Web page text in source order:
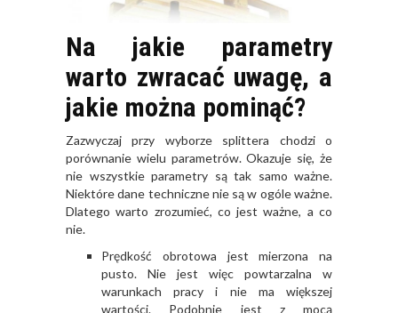
Na jakie parametry
warto zwracać uwagę, a
jakie można pominąć?
Zazwyczaj przy wyborze splittera chodzi o
porównanie wielu parametrów. Okazuje się, że
nie wszystkie parametry są tak samo ważne.
Niektóre dane techniczne nie są w ogóle ważne.
Dlatego warto zrozumieć, co jest ważne, a co
nie.
Prędkość obrotowa jest mierzona na
pusto. Nie jest więc powtarzalna w
warunkach pracy i nie ma większej
wartości. Podobnie jest z mocą